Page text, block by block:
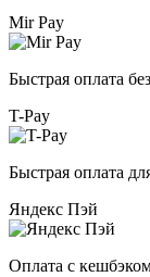
Mir Pay
Быстрая оплата
T-Pay
Быстрая оплата
Яндекс Пэй
Оплата с